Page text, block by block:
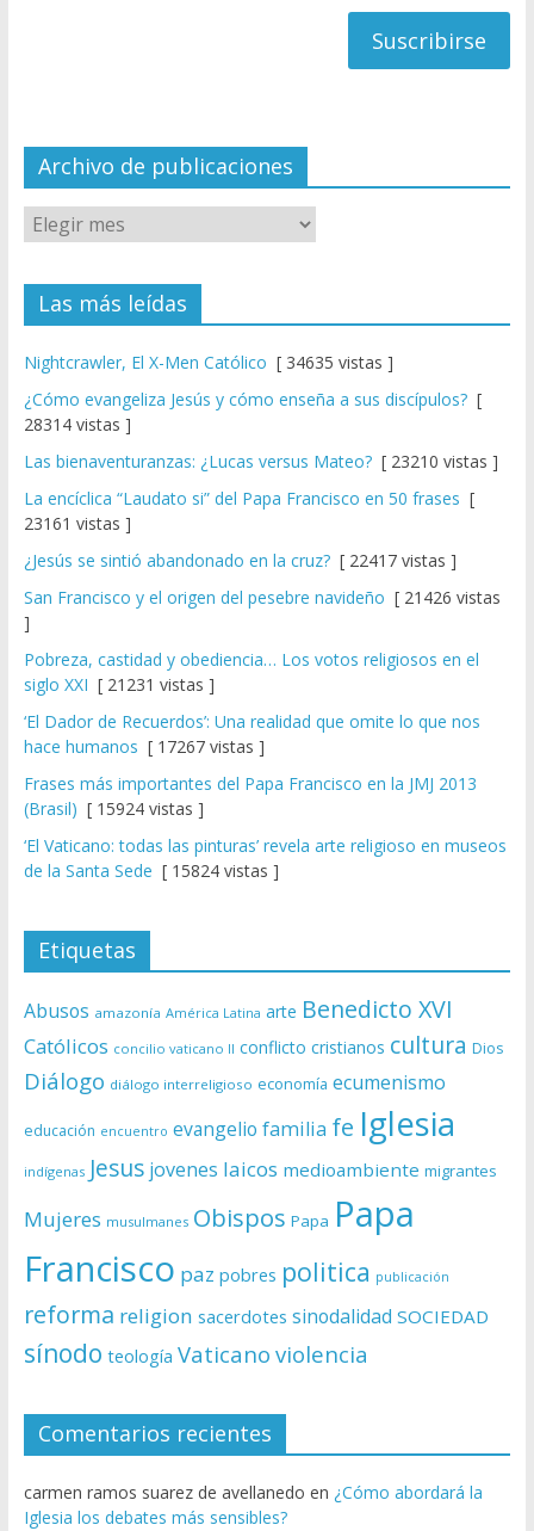
el
Archivo de publicaciones
Las más leídas
Nightcrawler, El X-Men Católico [ 34635 vistas ]
¿Cómo evangeliza Jesús y cómo enseña a sus discípulos?[
28314 vistas ]
Las bienaventuranzas: ¿Lucas versus Mateo?[ 23210 vistas ]
La encíclica “Laudato si” del Papa Francisco en 50 frases [
23161 vistas ]
¿Jesús se sintió abandonado en la cruz?[ 22417 vistas ]
San Francisco y el origen del pesebre navideño [ 21426 vistas
]
Pobreza, castidad y obediencia… Los votos religiosos en el
siglo XXI [ 21231 vistas ]
‘El Dador de Recuerdos’: Una realidad que omite lo que nos
hace humanos [ 17267 vistas ]
Frases más importantes del Papa Francisco en la JMJ 2013
(Brasil) [ 15924 vistas ]
‘El Vaticano: todas las pinturas’ revela arte religioso en museos
de la Santa Sede [ 15824 vistas ]
Etiquetas
Abusos amazonía América Latina arte Benedicto XVI
Católicos concilio vaticano II conflicto cristianos cultura Dios
Diálogo diálogo interreligioso economía ecumenismo
educación encuentro evangelio familia fe Iglesia
indígenas Jesus jovenes laicos medioambiente migrantes
Mujeres musulmanes Obispos Papa Papa
Francisco paz pobres politica publicación
reforma religion sacerdotes sinodalidad SOCIEDAD
sínodo teología Vaticano violencia
Comentarios recientes
carmen ramos suarez de avellanedo en ¿Cómo abordará la
Iglesia los debates más sensibles?